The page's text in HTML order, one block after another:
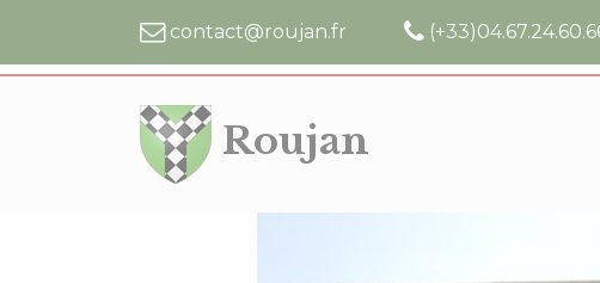
contact@roujan.fr
Roujan